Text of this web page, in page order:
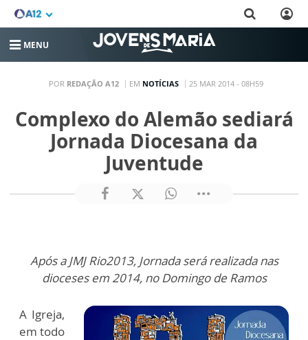
MENU
POR REDAÇÃO A12 EM NOTÍCIAS 25 MAR 2014 - 08H59
Complexo do Alemão sediará
Jornada Diocesana da
Juventude
Após a JMJ Rio2013, Jornada será realizada nas
dioceses em 2014, no Domingo de Ramos
A Igreja,
em todo